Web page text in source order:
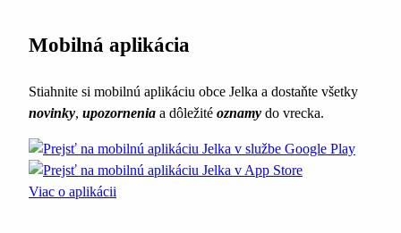
Mobilná aplikácia
Stiahnite si mobilnú aplikáciu obce Jelka a dostaňte všetky
novinky, upozornenia a dôležité oznamy do vrecka.
Viac o aplikácii